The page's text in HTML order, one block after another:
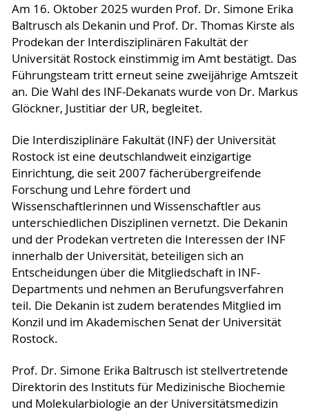
Am 16. Oktober 2025 wurden Prof. Dr. Simone Erika
Baltrusch als Dekanin und Prof. Dr. Thomas Kirste als
Prodekan der Interdisziplinären Fakultät der
Universität Rostock einstimmig im Amt bestätigt. Das
Führungsteam tritt erneut seine zweijährige Amtszeit
an. Die Wahl des INF-Dekanats wurde von Dr. Markus
Glöckner, Justitiar der UR, begleitet.
Die Interdisziplinäre Fakultät (INF) der Universität
Rostock ist eine deutschlandweit einzigartige
Einrichtung, die seit 2007 fächerübergreifende
Forschung und Lehre fördert und
Wissenschaftlerinnen und Wissenschaftler aus
unterschiedlichen Disziplinen vernetzt. Die Dekanin
und der Prodekan vertreten die Interessen der INF
innerhalb der Universität, beteiligen sich an
Entscheidungen über die Mitgliedschaft in INF-
Departments und nehmen an Berufungsverfahren
teil. Die Dekanin ist zudem beratendes Mitglied im
Konzil und im Akademischen Senat der Universität
Rostock.
Prof. Dr. Simone Erika Baltrusch ist stellvertretende
Direktorin des Instituts für Medizinische Biochemie
und Molekularbiologie an der Universitätsmedizin